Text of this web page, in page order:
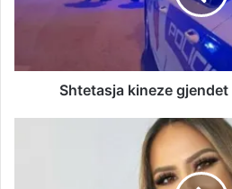
Shtetasja kineze